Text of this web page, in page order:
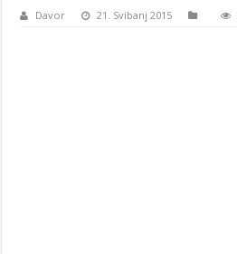
Davor 21. Svibanj 2015